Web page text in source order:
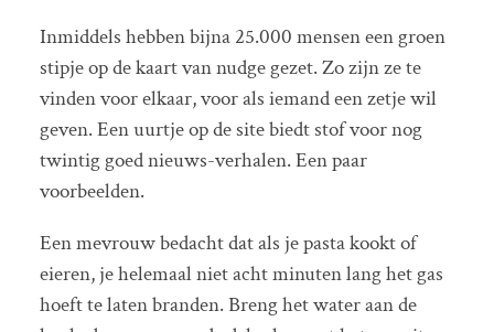
Inmiddels hebben bijna 25.000 mensen een groen
stipje op de kaart van nudge gezet. Zo zijn ze te
vinden voor elkaar, voor als iemand een zetje wil
geven. Een uurtje op de site biedt stof voor nog
twintig goed nieuws-verhalen. Een paar
voorbeelden.
Een mevrouw bedacht dat als je pasta kookt of
eieren, je helemaal niet acht minuten lang het gas
hoeft te laten branden. Breng het water aan de